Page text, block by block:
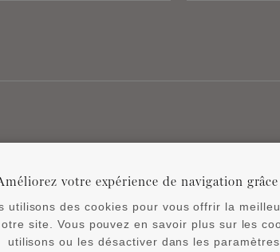
votre expérience de navigation
utilisons des cookies pour vous offrir la
site. Vous pouvez en savoir plus sur les
utilisons ou les désactiver dans les paramètres